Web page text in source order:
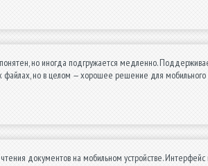
но иногда подгружается медленно.
но в целом — хорошее решение для
документов на мобильном устройстве.